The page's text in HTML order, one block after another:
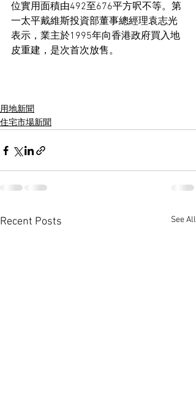
位實用面積由492至676平方呎不等。第
一太平戴維斯投資部董事總經理袁志光
表示，業主於1995年向香港政府買入地
皮重建，是次首次放售。
用地新聞
住宅市場新聞
Recent Posts See All